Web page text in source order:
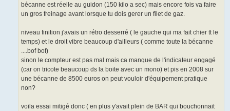
bécanne est réelle au guidon (150 kilo a sec) mais encore fois va faire
un gros freinage avant lorsque tu dois gerer un filet de gaz.
niveau finition j'avais un rétro desserré ( le gauche qui ma fait chier tt le
temps) et le droit vibre beaucoup d'ailleurs ( comme toute la bécanne
....bof bof)
sinon le compteur est pas mal mais ca manque de l'indicateur engagé
(car on tricote beaucoup ds la boite avec un mono) et pis en 2008 sur
une bécanne de 8500 euros on peut vouloir d'équipement pratique
non?
voila essai mitigé donc ( en plus y'avait plein de BAR qui bouchonnait